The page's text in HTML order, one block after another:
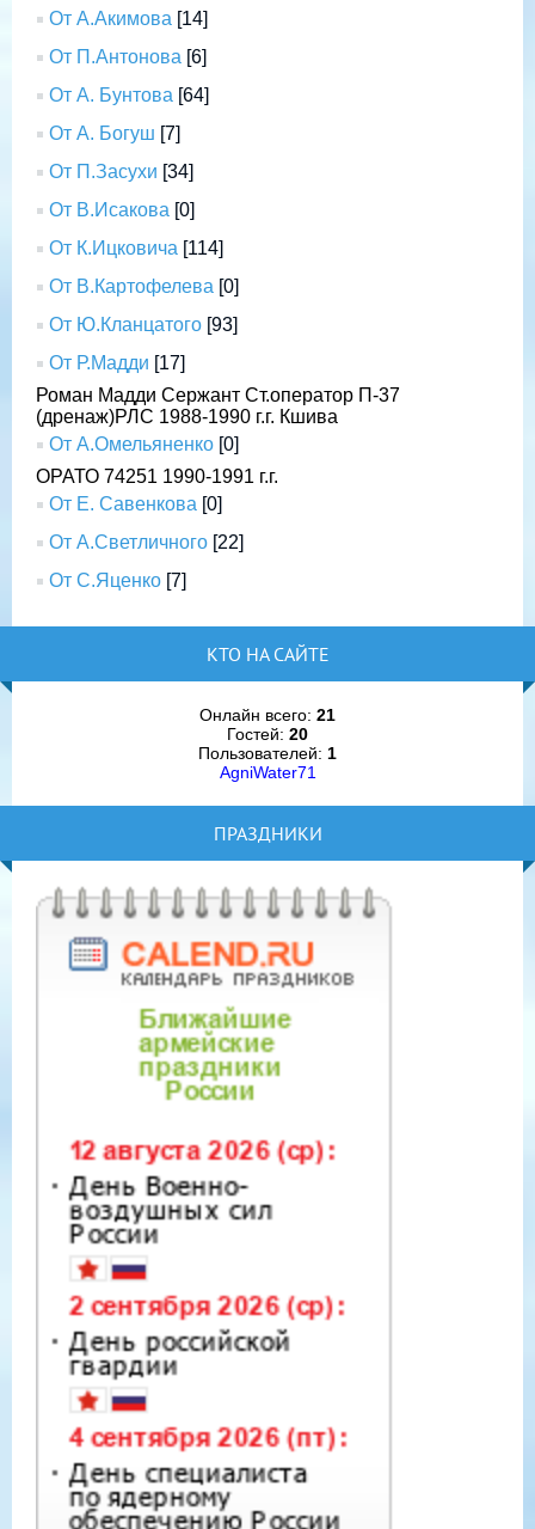
От А.Акимова [14]
От П.Антонова [6]
От А. Бунтова [64]
От А. Богуш [7]
От П.Засухи [34]
От В.Исакова [0]
От К.Ицковича [114]
От В.Картофелева [0]
От Ю.Кланцатого [93]
От Р.Мадди [17]
Роман Мадди Сержант Ст.оператор П-37
(дренаж)РЛС 1988-1990 г.г. Кшива
От А.Омельяненко [0]
ОРАТО 74251 1990-1991 г.г.
От Е. Савенкова [0]
От А.Светличного [22]
От С.Яценко [7]
КТО НА САЙТЕ
Онлайн всего: 21
Гостей: 20
Пользователей: 1
AgniWater71
ПРАЗДНИКИ